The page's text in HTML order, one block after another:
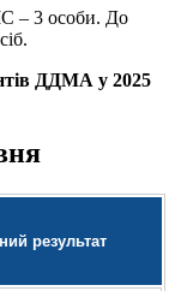
– 3 особи. До
ДДМА у 2025
результат